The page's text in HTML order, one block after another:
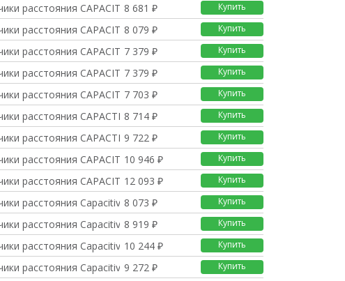
расстояния CAPACITIVE8 681 ₽ Купить
расстояния CAPACITIVE8 079 ₽ Купить
расстояния CAPACITIVE7 379 ₽ Купить
расстояния CAPACITIVE7 379 ₽ Купить
расстояния CAPACITIVE7 703 ₽ Купить
расстояния CAPACTIVE S8 714 ₽ Купить
расстояния CAPACTIVE S9 722 ₽ Купить
расстояния CAPACITIVE10 946 ₽ Купить
расстояния CAPACITIVE12 093 ₽ Купить
расстояния Capacitive8 073 ₽ Купить
расстояния Capacitive8 919 ₽ Купить
расстояния Capacitive10 244 ₽ Купить
расстояния Capacitive9 272 ₽ Купить